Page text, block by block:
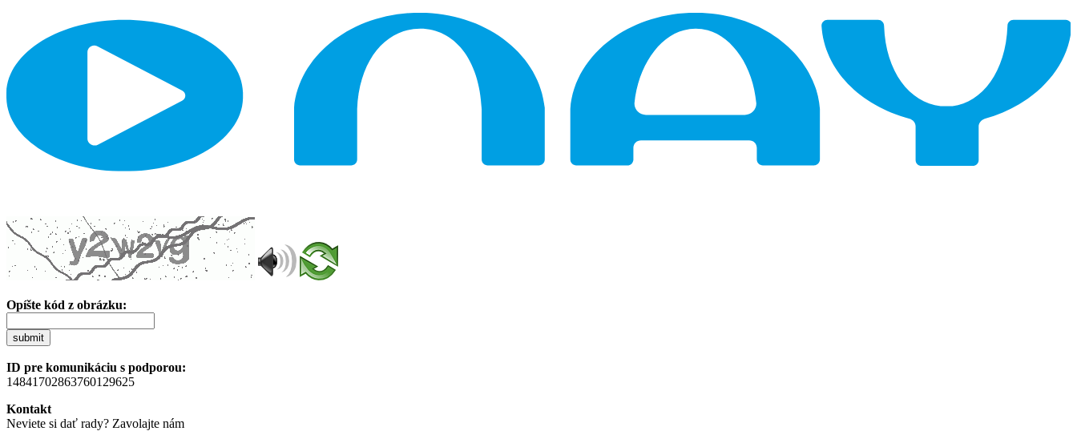
Opíšte kód z obrázku:
submit
ID pre komunikáciu s podporou:
14841702863760129625
Kontakt
Neviete si dať rady? Zavolajte nám